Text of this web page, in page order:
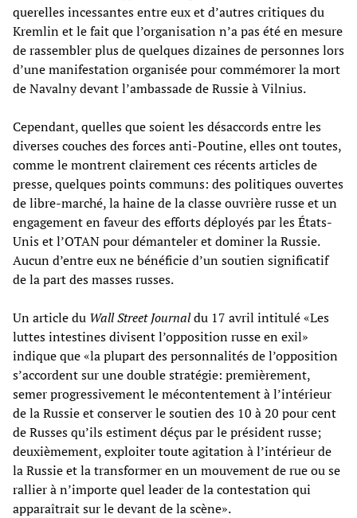
querelles incessantes entre eux et d’autres critiques du
Kremlin et le fait que l’organisation n’a pas été en mesure
de rassembler plus de quelques dizaines de personnes lors
d’une manifestation organisée pour commémorer la mort
de Navalny devant l’ambassade de Russie à Vilnius.
Cependant, quelles que soient les désaccords entre les
diverses couches des forces anti-Poutine, elles ont toutes,
comme le montrent clairement ces récents articles de
presse, quelques points communs: des politiques ouvertes
de libre-marché, la haine de la classe ouvrière russe et un
engagement en faveur des efforts déployés par les États-
Unis et l’OTAN pour démanteler et dominer la Russie.
Aucun d’entre eux ne bénéficie d’un soutien significatif
de la part des masses russes.
Un article du Wall Street Journaldu 17 avril intitulé «Les
luttes intestines divisent l’opposition russe en exil»
indique que «la plupart des personnalités de l’opposition
s’accordent sur une double stratégie: premièrement,
semer progressivement le mécontentement à l’intérieur
de la Russie et conserver le soutien des 10 à 20 pour cent
de Russes qu’ils estiment déçus par le président russe;
deuxièmement, exploiter toute agitation à l’intérieur de
la Russie et la transformer en un mouvement de rue ou se
rallier à n’importe quel leader de la contestation qui
apparaîtrait sur le devant de la scène».